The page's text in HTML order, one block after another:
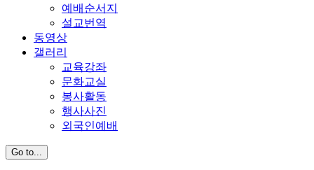
예배순서지
설교번역
동영상
갤러리
교육강좌
문화교실
봉사활동
행사사진
외국인예배
Go to...